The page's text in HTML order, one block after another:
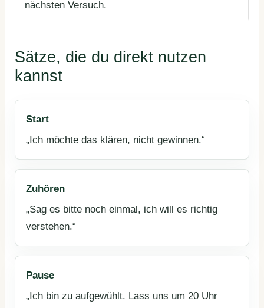
nächsten Versuch.
Sätze, die du direkt nutzen
kannst
Start
„Ich möchte das klären, nicht gewinnen.“
Zuhören
„Sag es bitte noch einmal, ich will es richtig
verstehen.“
Pause
„Ich bin zu aufgewühlt. Lass uns um 20 Uhr